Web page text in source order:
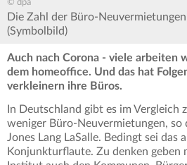
© dpa
Die Zahl der Büro-
(Symbolbild)
Auch nach Corona - viele arbeiten
dem homeoffice. Und das hat
verkleinern ihre Büros.
In Deutschland gibt es im Vergleich
weniger Büro-Neuvermietungen, so
Jones Lang LaSalle. Bedingt sei das
Konjunkturflaute. Zu denken geben